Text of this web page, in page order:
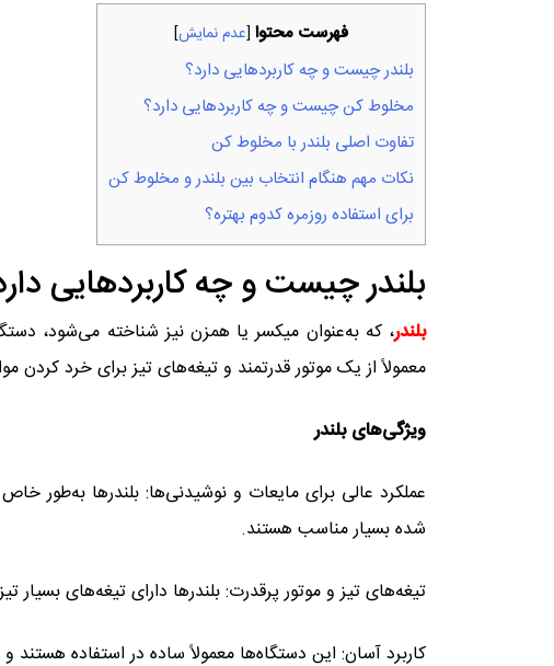
فهرست محتوا [عدم نمایش]
بلندر چیست و چه کاربردهایی دارد؟
مخلوط کن چیست و چه کاربردهایی دارد؟
تفاوت اصلی بلندر با مخلوط کن
نکات مهم هنگام انتخاب بین بلندر و مخلوط کن
برای استفاده روزمره کدوم بهتره؟
بلندر چیست و چه کاربردهایی
بلندر، که به‌عنوان میکسر یا همزن نیز شناخته می‌شود،
معمولاً از یک موتور قدرتمند و تیغه‌های تیز برای خرد کردن
ویژگی‌های بلندر
عملکرد عالی برای مایعات و نوشیدنی‌ها: بلندرها به‌طور
شده بسیار مناسب هستند.
تیغه‌های تیز و موتور پرقدرت: بلندرها دارای تیغه‌های
کاربرد آسان: این دستگاه‌ها معمولاً ساده در استفاده